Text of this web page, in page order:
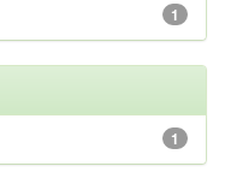
1
1